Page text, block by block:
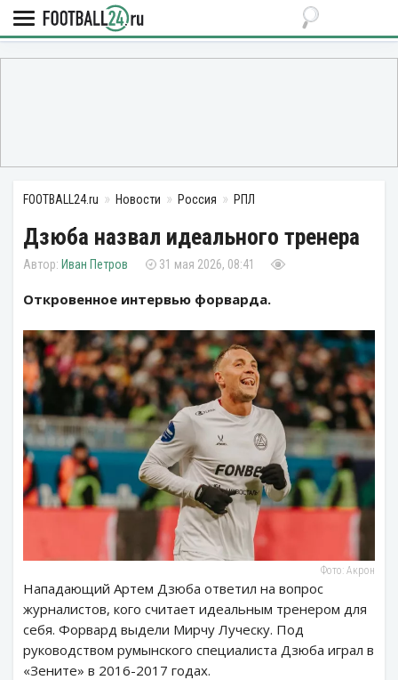
FOOTBALL24.ru Новости Россия РПЛ
Дзюба назвал идеального тренера
Иван Петров 31 мая 2026, 08:41
Откровенное интервью форварда.
Фото: Акрон
Нападающий Артем Дзюба ответил на вопрос
журналистов, кого считает идеальным тренером для
себя. Форвард выдели Мирчу Луческу. Под
руководством румынского специалиста Дзюба играл в
«Зените» в 2016-2017 годах.